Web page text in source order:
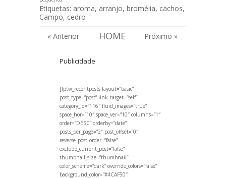
Etiquetas: aroma, arranjo, bromélia, cachos,
Campo, cedro
« Anterior
HOME Próximo »
Publicidade
[lptw_recentposts layout=”basic”
post_type=”post” link_target=”self”
category_id=”116″ fluid_images=”true”
space_hor=”10″ space_ver=”10″ columns=”1″
order=”DESC” orderby=”date”
posts_per_page=”2″ post_offset=”0″
reverse_post_order=”false”
exclude_current_post=”false”
thumbnail_size=”thumbnail”
color_scheme=”dark” override_colors=”false”
background_color=”#4CAF50″